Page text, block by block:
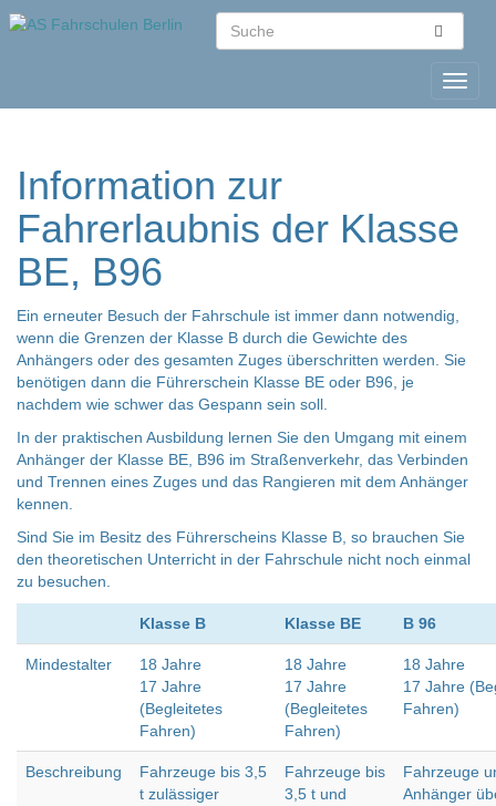
Information zur
Fahrerlaubnis der Klasse
BE, B96
Ein erneuter Besuch der Fahrschule ist immer dann notwendig,
wenn die Grenzen der Klasse B durch die Gewichte des
Anhängers oder des gesamten Zuges überschritten werden. Sie
benötigen dann die Führerschein Klasse BE oder B96, je
nachdem wie schwer das Gespann sein soll.
In der praktischen Ausbildung lernen Sie den Umgang mit einem
Anhänger der Klasse BE, B96 im Straßenverkehr, das Verbinden
und Trennen eines Zuges und das Rangieren mit dem Anhänger
kennen.
Sind Sie im Besitz des Führerscheins Klasse B, so brauchen Sie
den theoretischen Unterricht in der Fahrschule nicht noch einmal
zu besuchen.
Klasse B Klasse BE B 96
Mindestalter
18 Jahre
17 Jahre
(Begleitetes
Fahren)
18 Jahre
17 Jahre
(Begleitetes
Fahren)
18 Jahre
17 Jahre
Fahren)
Beschreibung
Fahrzeuge bis 3,5
t zulässiger
Fahrzeuge bis
3,5 t und
Fahrzeuge
Anhänger